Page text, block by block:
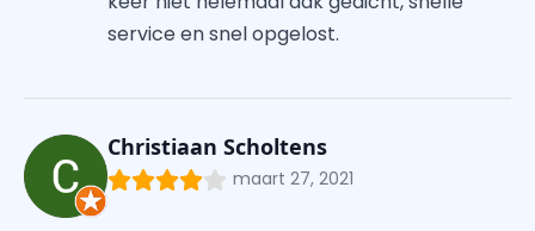
service en snel opgelost.
Christiaan Scholtens
maart 27, 2021